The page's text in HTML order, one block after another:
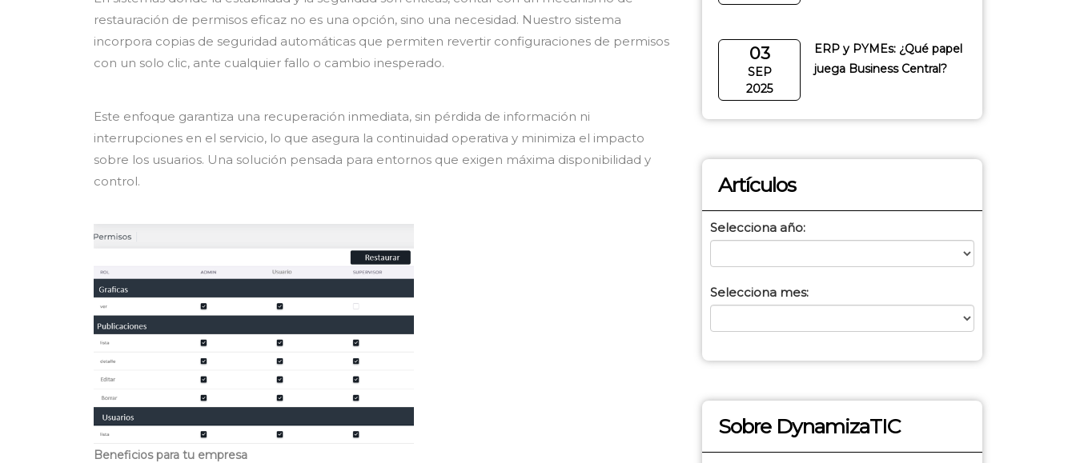
restauración de permisos eficaz no es una opción, sino una necesidad. Nuestro sistema
incorpora copias de seguridad automáticas que permiten revertir configuraciones de permisos
con un solo clic, ante cualquier fallo o cambio inesperado.
Este enfoque garantiza una recuperación inmediata, sin pérdida de información ni
interrupciones en el servicio, lo que asegura la continuidad operativa y minimiza el impacto
sobre los usuarios. Una solución pensada para entornos que exigen máxima disponibilidad y
control.
Beneficios para tu empresa
03
SEP
2025
ERP y PYMEs: ¿Qué papel
juega Business Central?
Artículos
Selecciona año:
Selecciona mes:
Sobre DynamizaTIC